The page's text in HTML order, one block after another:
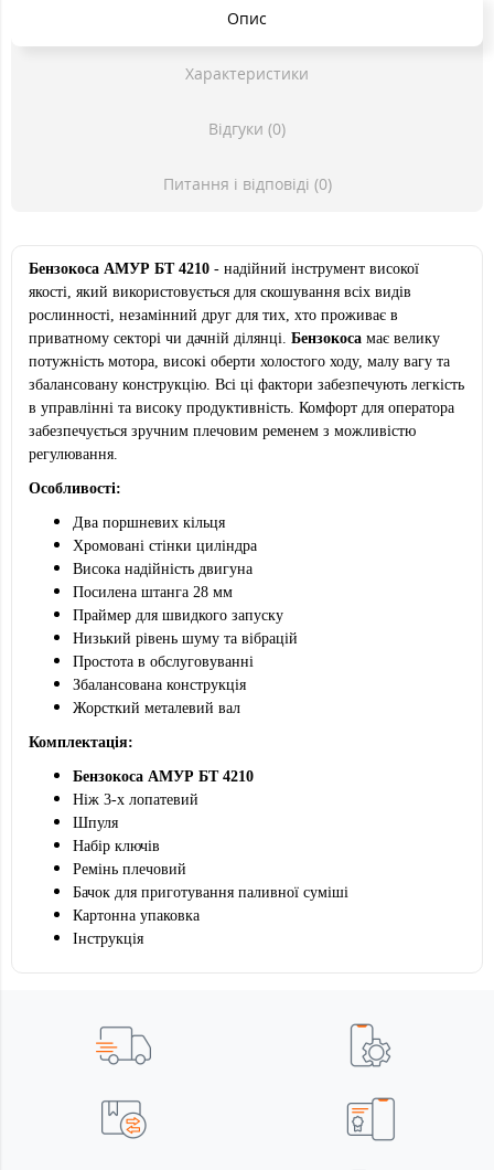
Опис
Характеристики
Відгуки (0)
Питання і відповіді (0)
Бензокоса АМУР БТ 4210 - надійний інструмент високої
якості, який використовується для скошування всіх видів
рослинності, незамінний друг для тих, хто проживає в
приватному секторі чи дачній ділянці. Бензокоса має велику
потужність мотора, високі оберти холостого ходу, малу вагу та
збалансовану конструкцію. Всі ці фактори забезпечують легкість
в управлінні та високу продуктивність. Комфорт для оператора
забезпечується зручним плечовим ременем з можливістю
регулювання.
Особливості:
Два поршневих кільця
Хромовані стінки циліндра
Висока надійність двигуна
Посилена штанга 28 мм
Праймер для швидкого запуску
Низький рівень шуму та вібрацій
Простота в обслуговуванні
Збалансована конструкція
Жорсткий металевий вал
Комплектація:
Бензокоса АМУР БТ 4210
Ніж 3-х лопатевий
Шпуля
Набір ключів
Ремінь плечовий
Бачок для приготування паливної суміші
Картонна упаковка
Інструкція